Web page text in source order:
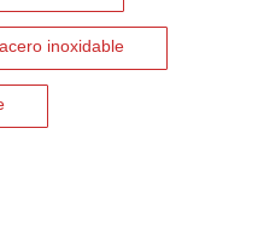
inoxidable